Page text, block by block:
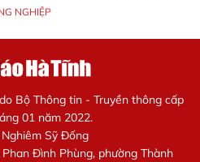
NGHIỆP
Bộ Thông tin - Truyền thông cấp
01 năm 2022.
Nghiêm Sỹ Đống
Đình Phùng, phường Thành